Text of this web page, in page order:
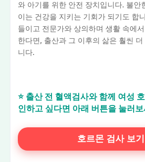
와 아기를 위한 안전 장치입니다. 불안
이는 건강을 지키는 기회가 되기도 합
들이고 전문가와 상의하며 생활 속에
한다면, 출산과 그 이후의 삶은 훨씬
니다.
⭐ 출산 전 혈액검사와 함께 여성
인하고 싶다면 아래 버튼을 눌러
호르몬 검사 보기